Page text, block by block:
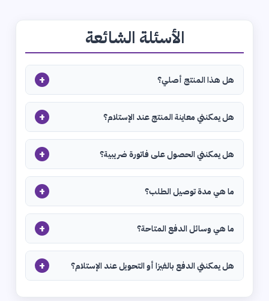
الأسئلة الشائعة
هل هذا المنتج أصلي؟ +
هل يمكنني معاينة المنتج عند الإستلام؟ +
هل يمكنني الحصول على فاتورة ضريبية؟ +
ما هي مدة توصيل الطلب؟ +
ما هي وسائل الدفع المتاحة؟ +
هل يمكنني الدفع بالفيزا أو التحويل عند الإستلام؟ +